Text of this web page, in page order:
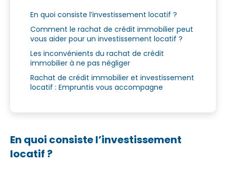
En quoi consiste l’investissement locatif ?
Comment le rachat de crédit immobilier peut
vous aider pour un investissement locatif ?
Les inconvénients du rachat de crédit
immobilier à ne pas négliger
Rachat de crédit immobilier et investissement
locatif : Empruntis vous accompagne
En quoi consiste l’investissement
locatif ?